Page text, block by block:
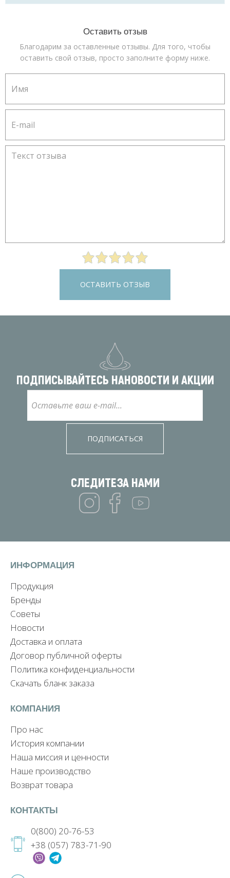
Оставить отзыв
Благодарим за оставленные отзывы. Для того, чтобы
оставить свой отзыв, просто заполните форму ниже.
ОСТАВИТЬ ОТЗЫВ
ПОДПИСЫВАЙТЕСЬ НАНОВОСТИ И АКЦИИ
ПОДПИСАТЬСЯ
СЛЕДИТЕЗА НАМИ
ИНФОРМАЦИЯ
Продукция
Бренды
Советы
Новости
Доставка и оплата
Договор публичной оферты
Политика конфиденциальности
Скачать бланк заказа
КОМПАНИЯ
Про нас
История компании
Наша миссия и ценности
Наше производство
Возврат товара
КОНТАКТЫ
0(800) 20-76-53
+38 (057) 783-71-90